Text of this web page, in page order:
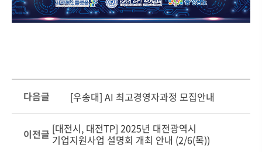
다음글 [우송대] AI 최고경영자과정 모집안내
이전글 [대전시, 대전TP] 2025년 대전광역시
기업지원사업 설명회 개최 안내 (2/6(목))